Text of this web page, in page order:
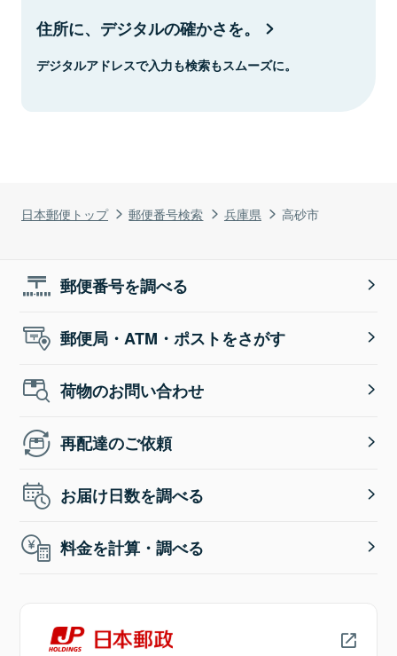
日本郵便トップ 郵便番号検索 兵庫県 高砂市
住所に、デジタルの確かさを。
デジタルアドレスで入力も検索もスムーズに。
郵便番号を調べる
郵便局・ATM・ポストをさがす
荷物のお問い合わせ
再配達のご依頼
お届け日数を調べる
料金を計算・調べる